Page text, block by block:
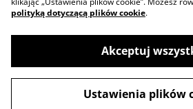
©2026Jelly Sketch Shop
polityką dotyczącą plików cookie.
Akceptuj
Ustawienia plików